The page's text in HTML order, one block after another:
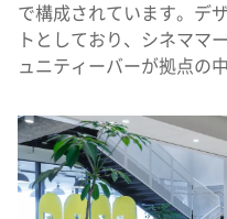
で構成されています。デ
トとしており、シネママ
ュニティーバーが拠点の